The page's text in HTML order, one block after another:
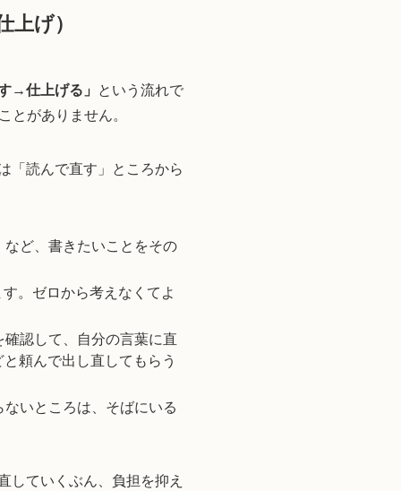
げ）
→仕上げる」
という流れで
とがありません。
「読んで直す」ところから
ど、書きたいことをその
。ゼロから考えなくてよ
認して、自分の言葉に直
頼んで出し直してもらう
いところは、そばにいる
していくぶん、負担を抑え